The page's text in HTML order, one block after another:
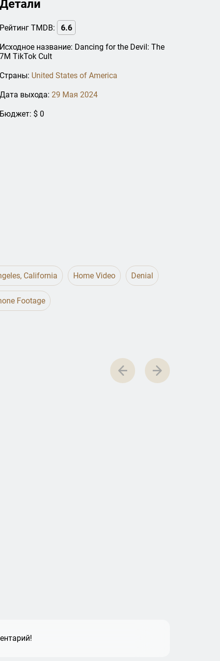
Детали
Рейтинг TMDB: 6.6
Исходное название: Dancing for the Devil: The
7M TikTok Cult
Страны: United States of America
Дата выхода: 29 Мая 2024
Бюджет: $ 0
California Home Video Denial
Footage